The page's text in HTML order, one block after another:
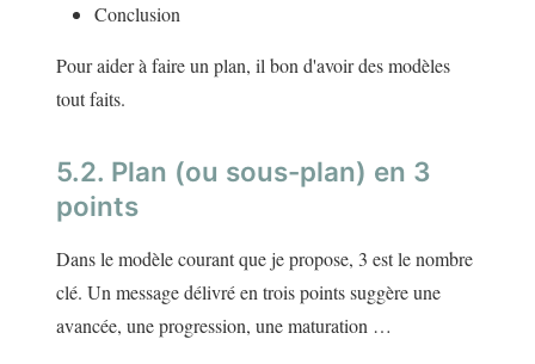
Conclusion
Pour aider à faire un plan, il bon d'avoir des modèles
tout faits.
5.2. Plan (ou sous-plan) en 3
points
Dans le modèle courant que je propose, 3 est le nombre
clé. Un message délivré en trois points suggère une
avancée, une progression, une maturation …